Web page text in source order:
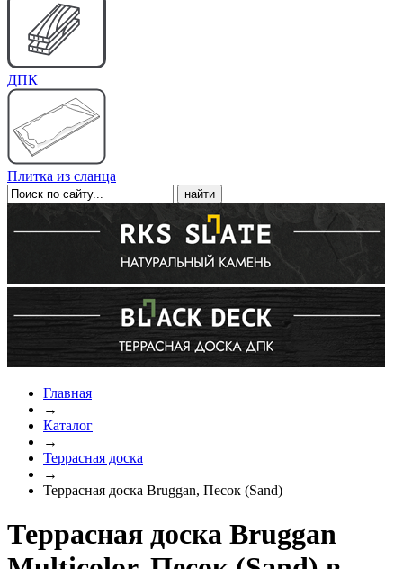
ДПК
Плитка из сланца
Главная
→
Каталог
→
Террасная доска
→
Террасная доска Bruggan, Песок (Sand)
Террасная доска Bruggan